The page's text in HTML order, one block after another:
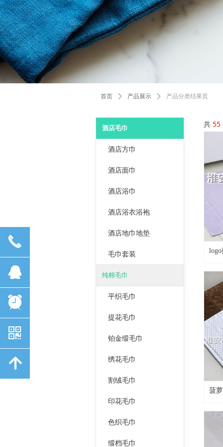
共 55
菠
酒店毛巾
酒店方巾
酒店面巾
酒店浴巾
酒店浴衣浴袍
酒店地巾地垫
毛巾套装
纯棉毛巾
平织毛巾
提花毛巾
铂金缎毛巾
绣花毛巾
割绒毛巾
印花毛巾
色织毛巾
缎档毛巾
首页 ꄲ 产品展示 ꄲ 产品分类结果页
끅
뀩
뀥
낃
녕